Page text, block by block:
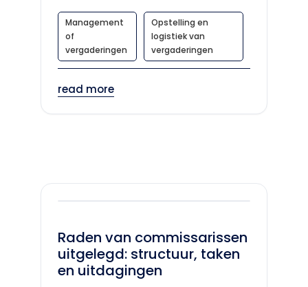
Management
of
vergaderingen
Opstelling en
logistiek van
vergaderingen
read more
Raden van commissarissen
uitgelegd: structuur, taken
en uitdagingen